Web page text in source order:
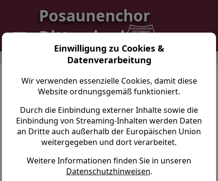
Einwilligung zu Cookies &
Datenverarbeitung
Wir verwenden essenzielle Cookies, damit diese
Website ordnungsgemäß funktioniert.
Durch die Einbindung externer Inhalte sowie die
Einbindung von Streaming-Inhalten werden Daten
an Dritte auch außerhalb der Europäischen Union
weitergegeben und dort verarbeitet.
Weitere Informationen finden Sie in unseren
Datenschutzhinweisen.
Posaunenchor
Dittersbach
Posaunenchor Dittersbach > AKTUELLES > Partnerschaftstreffen 2025
Partnerschaftstreffen Neuenkirchen
2025